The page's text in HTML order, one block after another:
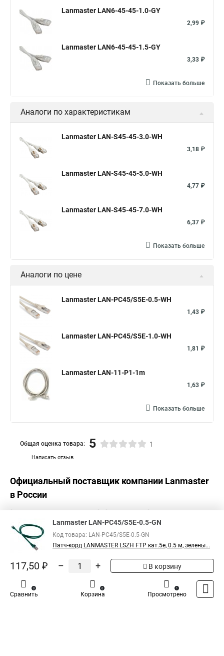
Lanmaster LAN6-45-45-1.0-GY
2,99 ₽
Lanmaster LAN6-45-45-1.5-GY
3,33 ₽
Показать больше
Аналоги по характеристикам
Lanmaster LAN-S45-45-3.0-WH
3,18 ₽
Lanmaster LAN-S45-45-5.0-WH
4,77 ₽
Lanmaster LAN-S45-45-7.0-WH
6,37 ₽
Показать больше
Аналоги по цене
Lanmaster LAN-PC45/S5E-0.5-WH
1,43 ₽
Lanmaster LAN-PC45/S5E-1.0-WH
1,81 ₽
Lanmaster LAN-11-P1-1m
1,63 ₽
Показать больше
Написать отзыв
Общая оценка товара: 5 1
Официальный поставщик компании Lanmaster
в России
Lanmaster LAN-PC45/S5E-0.5-GN
Код товара: LAN-PC45/S5E-0.5-GN
Патч-корд LANMASTER LSZH FTP кат.5e, 0.5 м, зелены...
117,50 ₽ – + В корзину
Сравнить
0
Корзина
0
Просмотрено
1